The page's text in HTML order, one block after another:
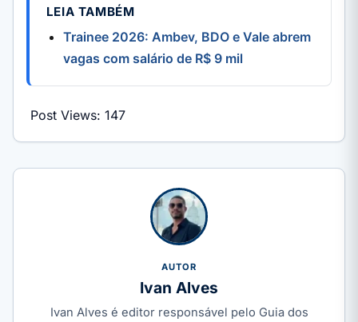
LEIA TAMBÉM
Trainee 2026: Ambev, BDO e Vale abrem
vagas com salário de R$ 9 mil
Post Views: 147
AUTOR
Ivan Alves
Ivan Alves é editor responsável pelo Guia dos